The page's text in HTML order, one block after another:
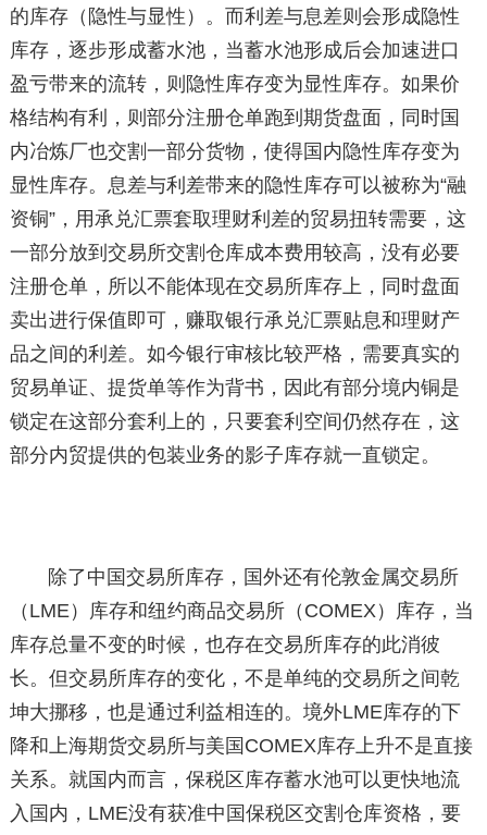
的库存（隐性与显性）。而利差与息差则会形成隐性
库存，逐步形成蓄水池，当蓄水池形成后会加速进口
盈亏带来的流转，则隐性库存变为显性库存。如果价
格结构有利，则部分注册仓单跑到期货盘面，同时国
内冶炼厂也交割一部分货物，使得国内隐性库存变为
显性库存。息差与利差带来的隐性库存可以被称为“融
资铜”，用承兑汇票套取理财利差的贸易扭转需要，这
一部分放到交易所交割仓库成本费用较高，没有必要
注册仓单，所以不能体现在交易所库存上，同时盘面
卖出进行保值即可，赚取银行承兑汇票贴息和理财产
品之间的利差。如今银行审核比较严格，需要真实的
贸易单证、提货单等作为背书，因此有部分境内铜是
锁定在这部分套利上的，只要套利空间仍然存在，这
部分内贸提供的包装业务的影子库存就一直锁定。
除了中国交易所库存，国外还有伦敦金属交易所
（LME）库存和纽约商品交易所（COMEX）库存，当
库存总量不变的时候，也存在交易所库存的此消彼
长。但交易所库存的变化，不是单纯的交易所之间乾
坤大挪移，也是通过利益相连的。境外LME库存的下
降和上海期货交易所与美国COMEX库存上升不是直接
关系。就国内而言，保税区库存蓄水池可以更快地流
入国内，LME没有获准中国保税区交割仓库资格，要